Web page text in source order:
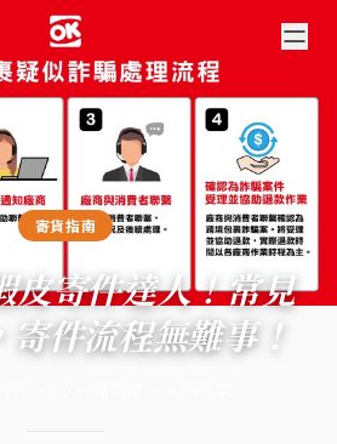
寄貨指南
皮寄件達人！常見
件流程無難事！